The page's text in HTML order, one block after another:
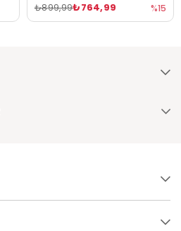
₺764,99
₺899,99 %15